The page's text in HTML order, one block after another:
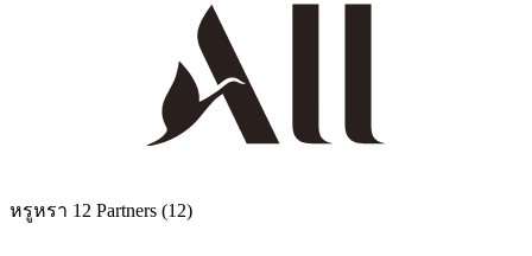
หรูหรา 12 Partners (12)